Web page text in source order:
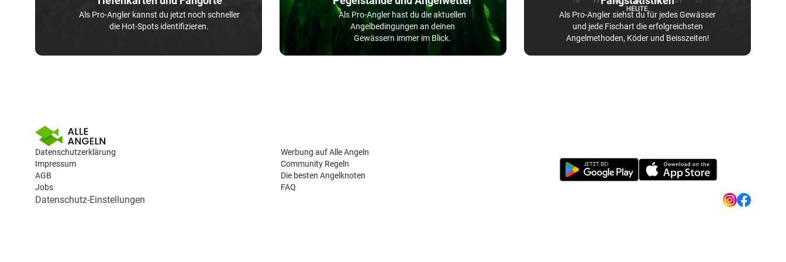
Als Pro-Angler kannst du jetzt noch schneller
die Hot-Spots identifizieren.
Als Pro-Angler hast du die aktuellen
Angelbedingungen an deinen
Gewässern immer im Blick.
Als Pro-Angler siehst du für jedes Gewässer
und jede Fischart die erfolgreichsten
Angelmethoden, Köder und Beisszeiten!
Datenschutzerklärung
Impressum
AGB
Jobs
Werbung auf Alle Angeln
Community Regeln
Die besten Angelknoten
FAQ
Datenschutz-Einstellungen